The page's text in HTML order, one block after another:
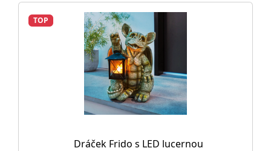
TOP
Dráček Frido s LED lucernou